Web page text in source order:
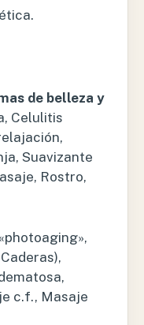
de belleza y
Celulitis
Suavizante
Rostro,
c.f., Masaje